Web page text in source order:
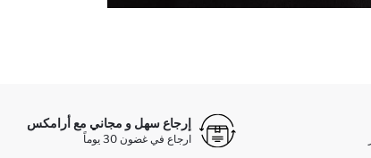
إرجاع سهل و مجاني مع أرامكس
ارجاع في غضون 30 يوماً